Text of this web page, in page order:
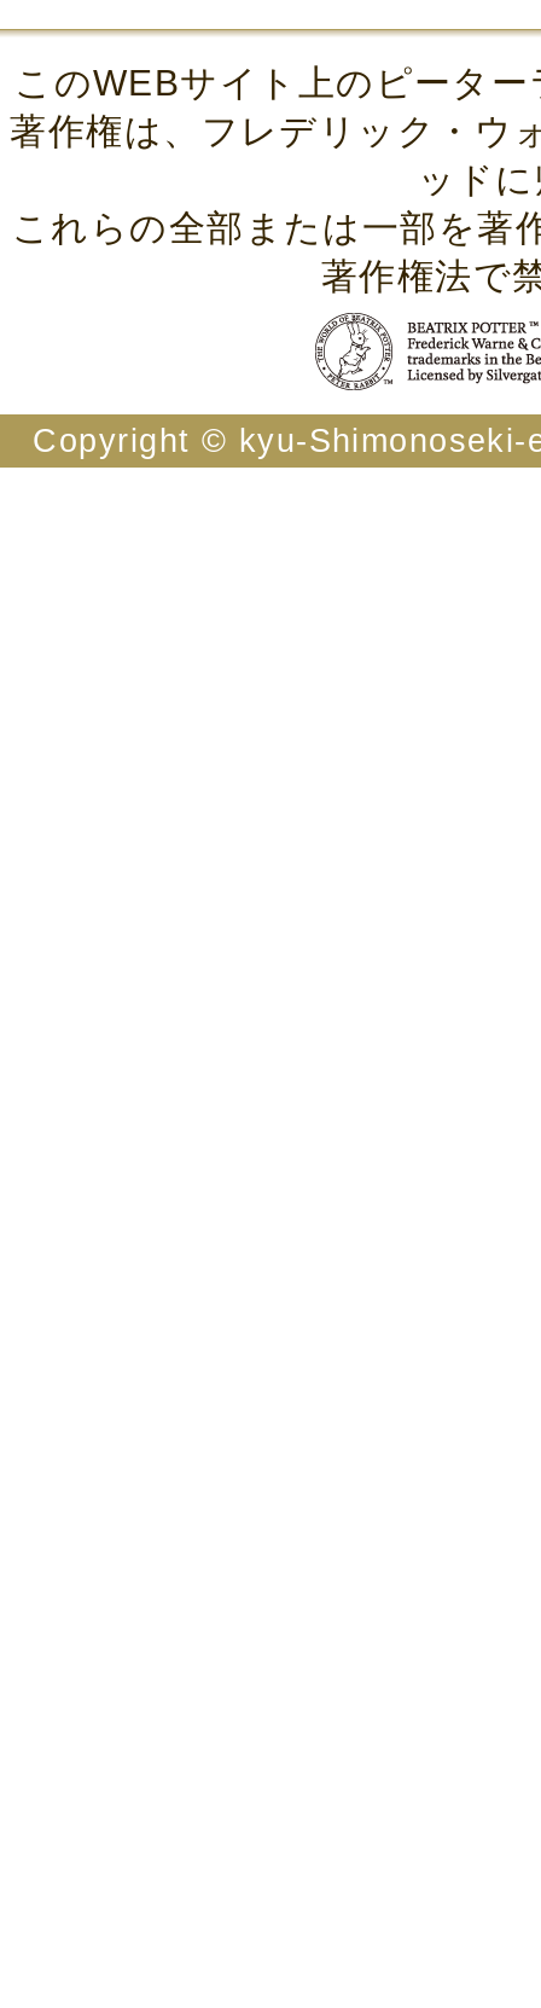
このWEBサイト上のピータ
著作権は、フレデリック・ウ
ッド
これらの全部または一部を著
著作権法で
Copyright © kyu-